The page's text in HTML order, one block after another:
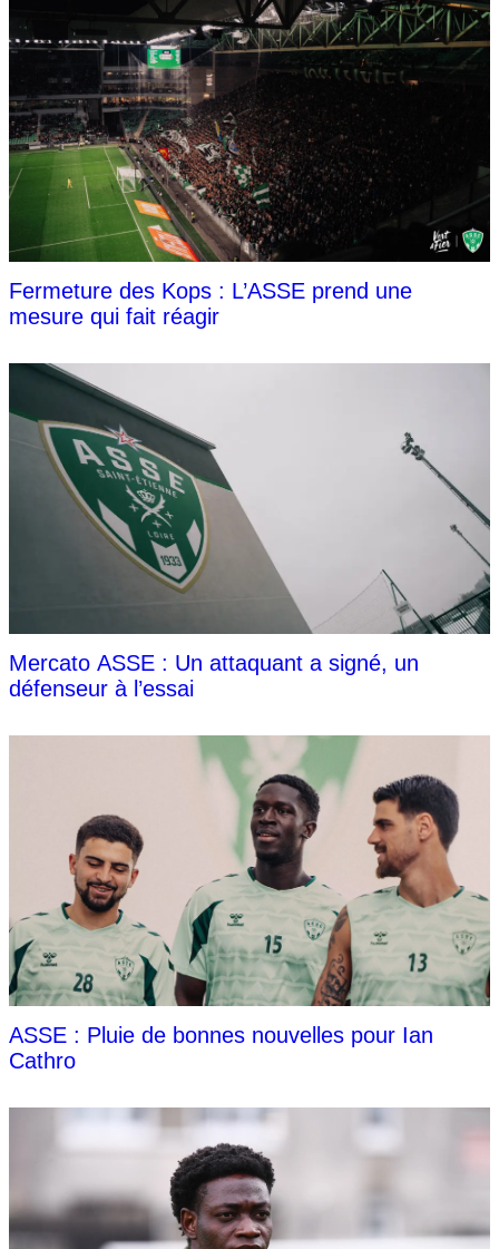
Fermeture des Kops : L’ASSE prend une
mesure qui fait réagir
Mercato ASSE : Un attaquant a signé, un
défenseur à l’essai
ASSE : Pluie de bonnes nouvelles pour Ian
Cathro